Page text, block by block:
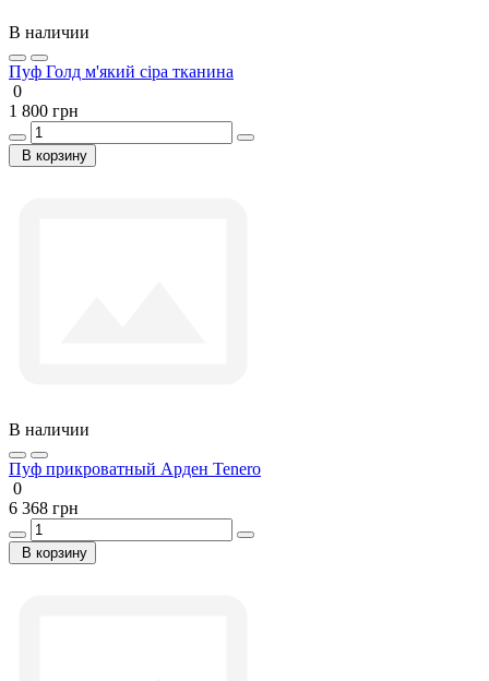
В наличии
Пуф Голд м'який сіра тканина
0
1 800 грн
В корзину
В наличии
Пуф прикроватный Арден Tenero
0
6 368 грн
В корзину